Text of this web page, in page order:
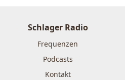
Schlager Radio
Frequenzen
Podcasts
Kontakt